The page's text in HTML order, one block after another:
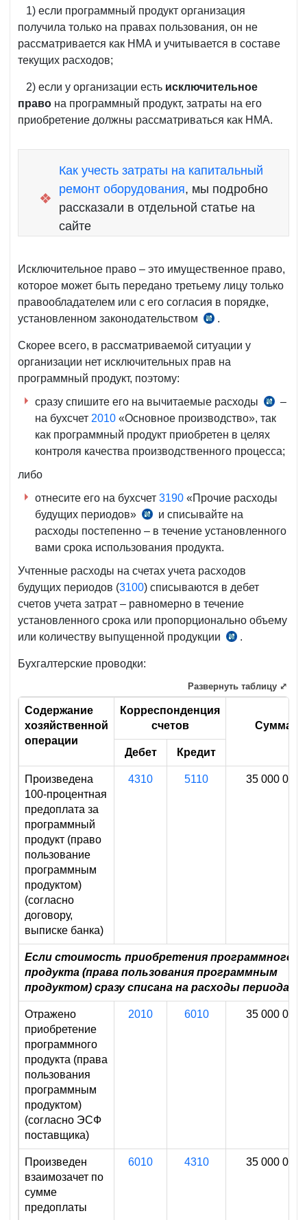
1) если программный продукт организация
получила только на правах пользования, он не
рассматривается как НМА и учитывается в составе
текущих расходов;
2) если у организации есть исключительное
право на программный продукт, затраты на его
приобретение должны рассматриваться как НМА.
❖
Как учесть затраты на капитальный
ремонт оборудования, мы подробно
рассказали в отдельной статье на
сайте
Исключительное право – это имущественное право,
которое может быть передано третьему лицу только
правообладателем или с его согласия в порядке,
установленном законодательством
подп.
№7,
рег.
МЮ
№1485
г.
.
Скорее всего, в рассматриваемой ситуации у
организации нет исключительных прав на
программный продукт, поэтому:
сразу спишите его на вычитаемые расходы
ст.
305
НК
–
на бухсчет 2010 «Основное производство», так
как программный продукт приобретен в целях
контроля качества производственного процесса;
либо
отнесите его на бухсчет 3190 «Прочие расходы
будущих периодов»
п.
155
прил.
№2
к
НСБУ
№21,
рег.
№1181
23.10.2002
г.
и списывайте на
расходы постепенно – в течение установленного
вами срока использования продукта.
Учтенные расходы на счетах учета расходов
будущих периодов (3100) списываются в дебет
счетов учета затрат – равномерно в течение
установленного срока или пропорционально объему
или количеству выпущенной продукции
п.
№2
НСБУ
.
Бухгалтерские проводки:
Содержание
хозяйственной
операции
Корреспонденция
счетов
Сумма
Дебет Кредит
Произведена
100-процентная
предоплата за
программный
продукт (право
пользование
программным
продуктом)
(согласно
договору,
выписке банка)
4310 5110 35 000 000
Если стоимость приобретения программного
продукта (права пользования программным
продуктом) сразу списана на расходы периода
Отражено
приобретение
программного
продукта (права
пользования
программным
продуктом)
(согласно ЭСФ
поставщика)
2010 6010 35 000 000
Произведен
взаимозачет по
сумме
предоплаты
6010 4310 35 000 000
Развернуть таблицу ⤢